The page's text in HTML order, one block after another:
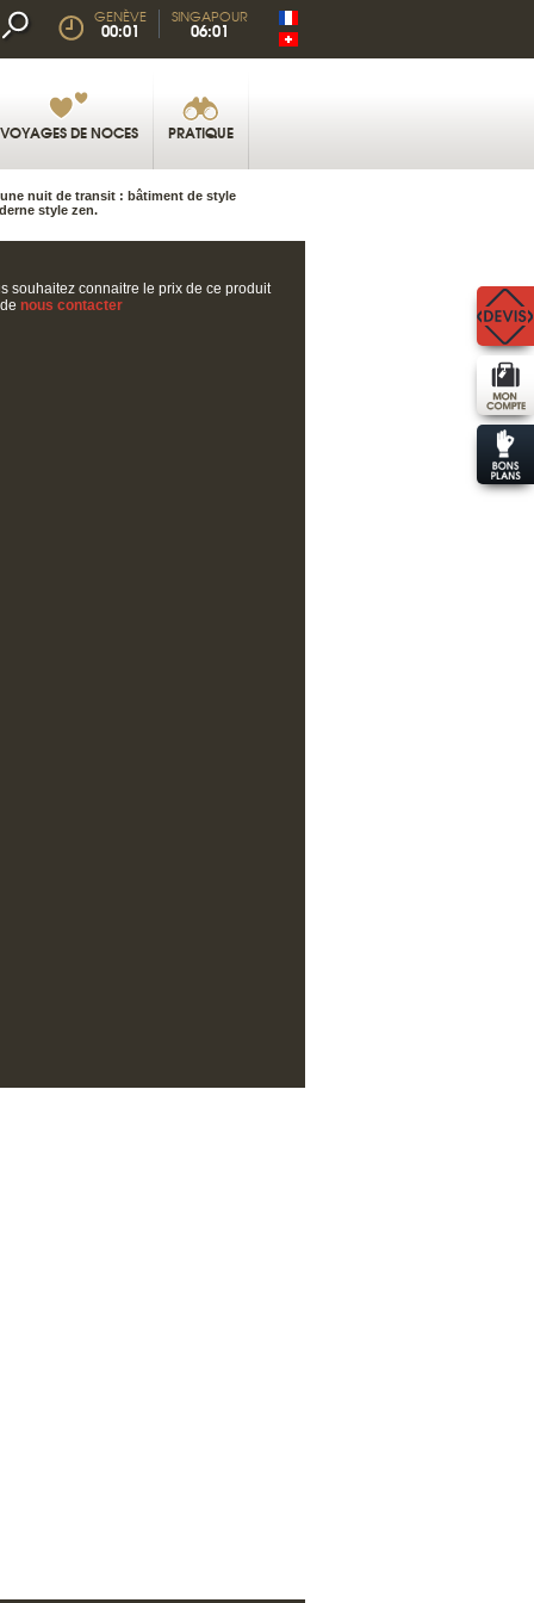
GENÈVE
00:01
SINGAPOUR
06:01
VOYAGES DE NOCES PRATIQUE
nuit de transit : bâtiment de style
style zen.
souhaitez connaitre le prix de ce produit
nous contacter